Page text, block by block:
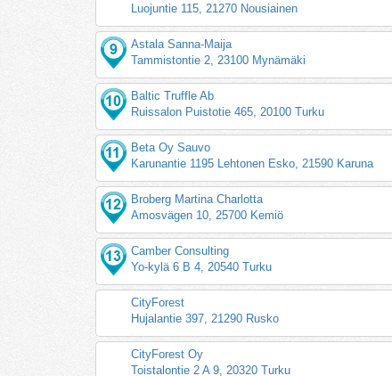
Luojuntie 115, 21270 Nousiainen
Astala Sanna-Maija
Tammistontie 2, 23100 Mynämäki
Baltic Truffle Ab
Ruissalon Puistotie 465, 20100 Turku
Beta Oy Sauvo
Karunantie 1195 Lehtonen Esko, 21590 Karuna
Broberg Martina Charlotta
Amosvägen 10, 25700 Kemiö
Camber Consulting
Yo-kylä 6 B 4, 20540 Turku
CityForest
Hujalantie 397, 21290 Rusko
CityForest Oy
Toistalontie 2 A 9, 20320 Turku